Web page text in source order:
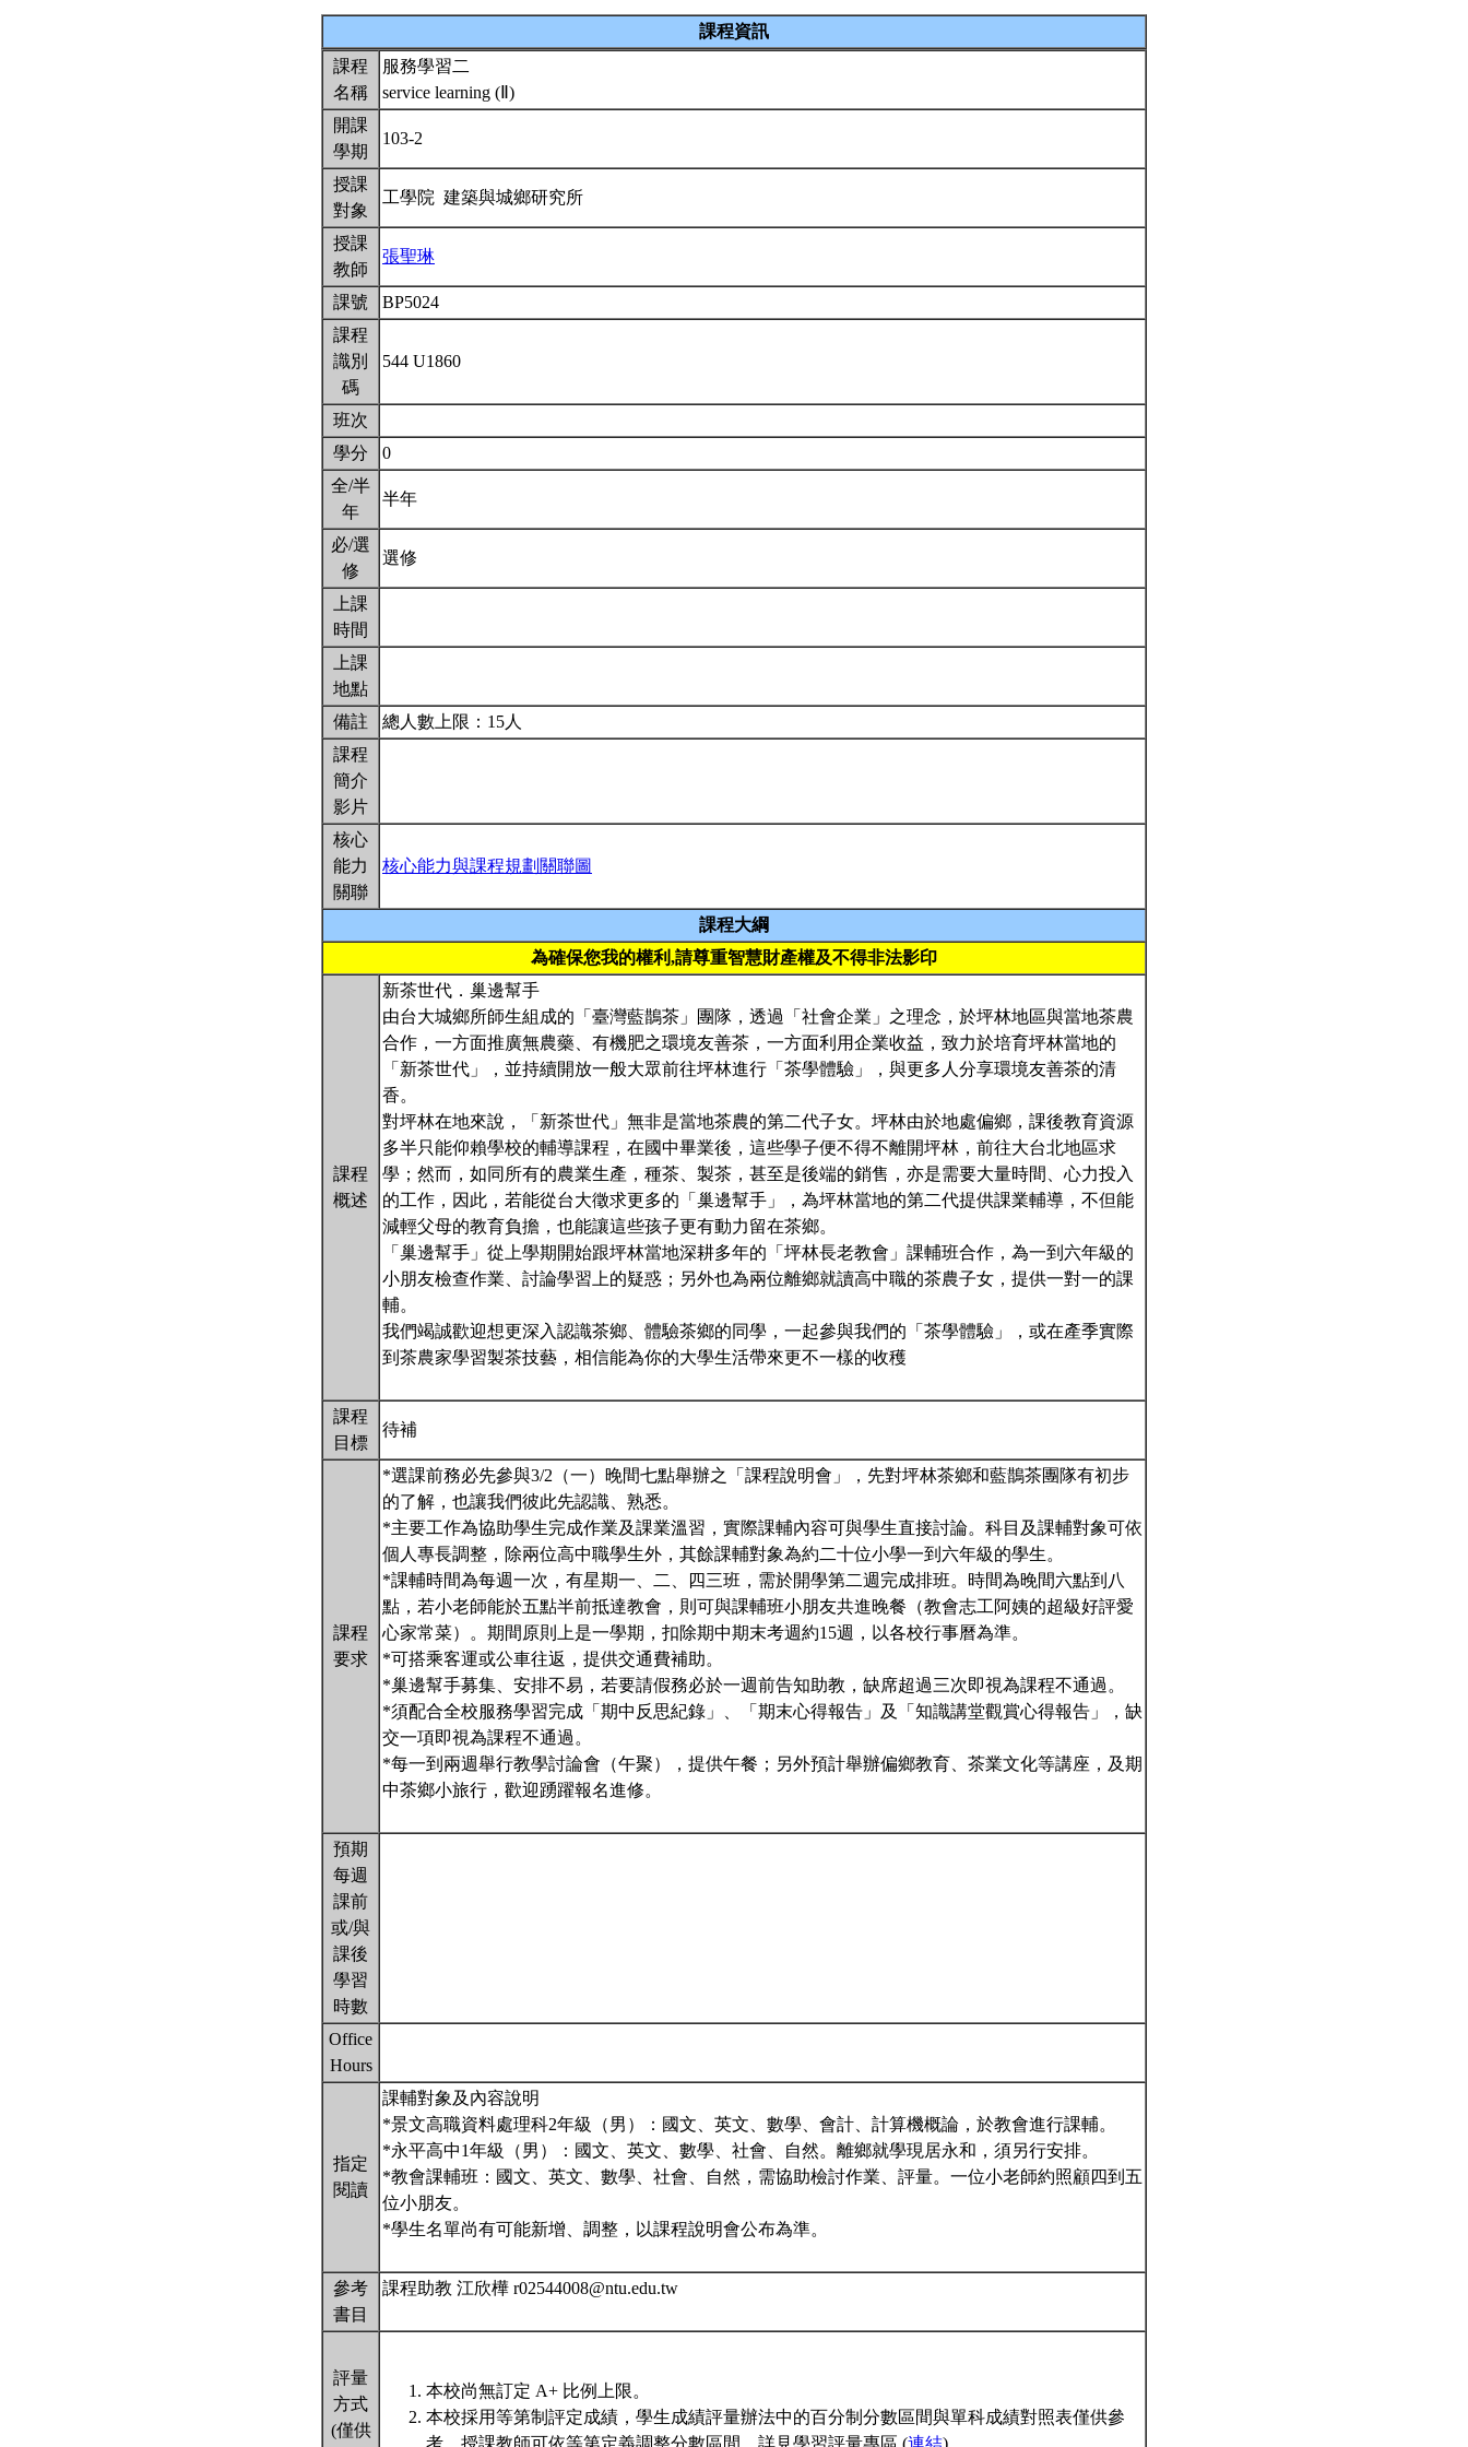
課程資訊
課程
名稱
服務學習二
service learning (Ⅱ)
開課
學期
103-2
授課
對象
工學院 建築與城鄉研究所
授課
教師
張聖琳
課號
BP5024
課程
識別
碼
544 U1860
班次
學分
0
全/半
年
半年
必/選
修
選修
上課
時間
上課
地點
備註
總人數上限：15人
課程
簡介
影片
核心
能力
關聯
核心能力與課程規劃關聯圖
課程大綱
為確保您我的權利,請尊重智慧財產權及不得非法影印
課程
概述
新茶世代．巢邊幫手
由台大城鄉所師生組成的「臺灣藍鵲茶」團隊，透過「社會企業」之理念，於坪林地區與當地茶農
合作，一方面推廣無農藥、有機肥之環境友善茶，一方面利用企業收益，致力於培育坪林當地的
「新茶世代」，並持續開放一般大眾前往坪林進行「茶學體驗」，與更多人分享環境友善茶的清
香。
對坪林在地來說，「新茶世代」無非是當地茶農的第二代子女。坪林由於地處偏鄉，課後教育資源
多半只能仰賴學校的輔導課程，在國中畢業後，這些學子便不得不離開坪林，前往大台北地區求
學；然而，如同所有的農業生產，種茶、製茶，甚至是後端的銷售，亦是需要大量時間、心力投入
的工作，因此，若能從台大徵求更多的「巢邊幫手」，為坪林當地的第二代提供課業輔導，不但能
減輕父母的教育負擔，也能讓這些孩子更有動力留在茶鄉。
「巢邊幫手」從上學期開始跟坪林當地深耕多年的「坪林長老教會」課輔班合作，為一到六年級的
小朋友檢查作業、討論學習上的疑惑；另外也為兩位離鄉就讀高中職的茶農子女，提供一對一的課
輔。
我們竭誠歡迎想更深入認識茶鄉、體驗茶鄉的同學，一起參與我們的「茶學體驗」，或在產季實際
到茶農家學習製茶技藝，相信能為你的大學生活帶來更不一樣的收穫
課程
目標
待補
課程
要求
*選課前務必先參與3/2（一）晚間七點舉辦之「課程說明會」，先對坪林茶鄉和藍鵲茶團隊有初步
的了解，也讓我們彼此先認識、熟悉。
*主要工作為協助學生完成作業及課業溫習，實際課輔內容可與學生直接討論。科目及課輔對象可依
個人專長調整，除兩位高中職學生外，其餘課輔對象為約二十位小學一到六年級的學生。
*課輔時間為每週一次，有星期一、二、四三班，需於開學第二週完成排班。時間為晚間六點到八
點，若小老師能於五點半前抵達教會，則可與課輔班小朋友共進晚餐（教會志工阿姨的超級好評愛
心家常菜）。期間原則上是一學期，扣除期中期末考週約15週，以各校行事曆為準。
*可搭乘客運或公車往返，提供交通費補助。
*巢邊幫手募集、安排不易，若要請假務必於一週前告知助教，缺席超過三次即視為課程不通過。
*須配合全校服務學習完成「期中反思紀錄」、「期末心得報告」及「知識講堂觀賞心得報告」，缺
交一項即視為課程不通過。
*每一到兩週舉行教學討論會（午聚），提供午餐；另外預計舉辦偏鄉教育、茶業文化等講座，及期
中茶鄉小旅行，歡迎踴躍報名進修。
預期
每週
課前
或/與
課後
學習
時數
Office
Hours
指定
閱讀
課輔對象及內容說明
*景文高職資料處理科2年級（男）：國文、英文、數學、會計、計算機概論，於教會進行課輔。
*永平高中1年級（男）：國文、英文、數學、社會、自然。離鄉就學現居永和，須另行安排。
*教會課輔班：國文、英文、數學、社會、自然，需協助檢討作業、評量。一位小老師約照顧四到五
位小朋友。
*學生名單尚有可能新增、調整，以課程說明會公布為準。
參考
書目
課程助教 江欣樺 r02544008@ntu.edu.tw
評量
方式
(僅供
本校尚無訂定 A+ 比例上限。
本校採用等第制評定成績，學生成績評量辦法中的百分制分數區間與單科成績對照表僅供參
考，授課教師可依等第定義調整分數區間。詳見學習評量專區 (連結)。